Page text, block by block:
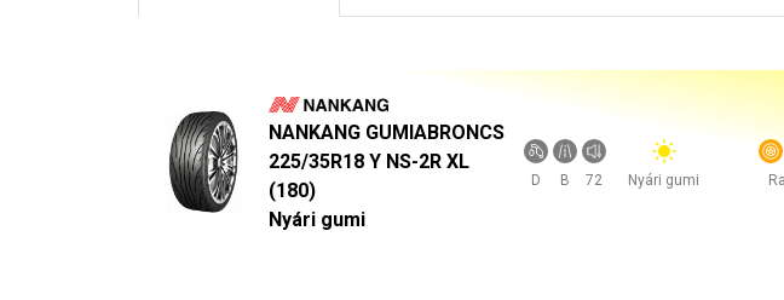
NANKANG GUMIABRONCS
225/35R18 Y NS-2R XL
(180)
Nyári gumi
D B 72 Nyári gumi